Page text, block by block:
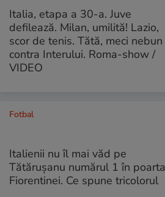
Italia, etapa a 30-a. Juve
defilează. Milan, umilită! Lazio,
scor de tenis. Tătă, meci nebun
contra Interului. Roma-show /
VIDEO
Fotbal
Italienii nu îl mai văd pe
Tătărușanu numărul 1 în poarta
Fiorentinei. Ce spune tricolorul